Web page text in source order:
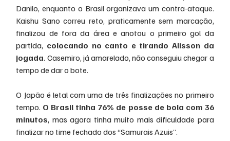
Danilo, enquanto o Brasil organizava um contra-ataque.
Kaishu Sano correu reto, praticamente sem marcação,
finalizou de fora da área e anotou o primeiro gol da
partida, colocando no canto e tirando Alisson da
jogada. Casemiro, já amarelado, não conseguiu chegar a
tempo de dar o bote.
O Japão é letal com uma de três finalizações no primeiro
tempo. O Brasil tinha 76% de posse de bola com 36
minutos, mas agora tinha muito mais dificuldade para
finalizar no time fechado dos “Samurais Azuis”.